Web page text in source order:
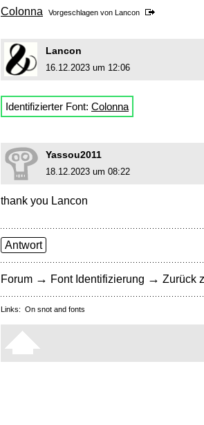
Colonna Vorgeschlagen von Lancon
Lancon
16.12.2023 um 12:06
Identifizierter Font: Colonna
Yassou2011
18.12.2023 um 08:22
thank you Lancon
Antwort
Forum → Font Identifizierung → Zurück
Links: On snot and fonts